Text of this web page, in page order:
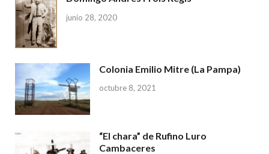
junio 28, 2020
Colonia Emilio Mitre (La Pampa)
octubre 8, 2021
“El chara” de Rufino Luro
Cambaceres